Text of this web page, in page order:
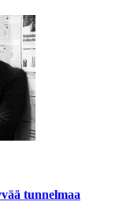
tunnelmaa